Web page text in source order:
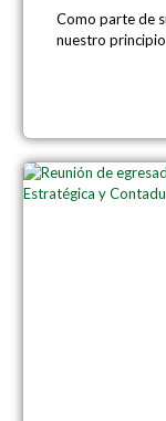
Como parte de
nuestro